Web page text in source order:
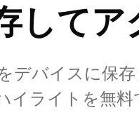
して
デバイスに保
ライトを無料